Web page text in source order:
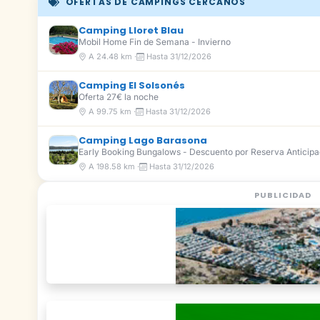
Camping Lloret Blau
Mobil Home Fin de Semana - Invierno
A 24.48 km · Hasta 31/12/2026
Camping El Solsonés
Oferta 27€ la noche
A 99.75 km · Hasta 31/12/2026
Camping Lago Barasona
Early Booking Bungalows - Descuento por Reserva
A 198.58 km · Hasta 31/12/2026
PUBLICIDAD